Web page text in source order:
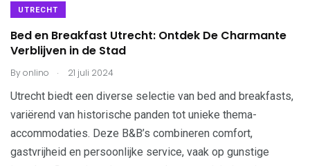
UTRECHT
Bed en Breakfast Utrecht: Ontdek De Charmante
Verblijven in de Stad
Byonlino . 21 juli 2024
Utrecht biedt een diverse selectie van bed and breakfasts,
variërend van historische panden tot unieke thema-
accommodaties. Deze B&B’s combineren comfort,
gastvrijheid en persoonlijke service, vaak op gunstige